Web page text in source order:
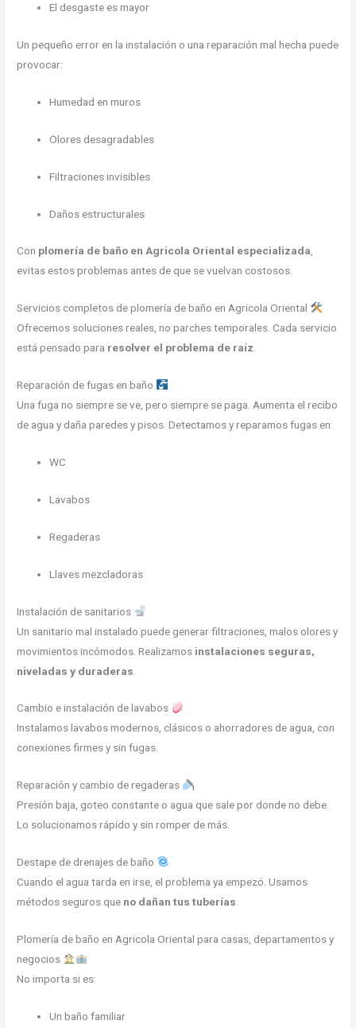
El desgaste es mayor
Un pequeño error en la instalación o una reparación mal hecha puede
provocar:
Humedad en muros
Olores desagradables
Filtraciones invisibles
Daños estructurales
Con plomería de baño en Agricola Oriental especializada,
evitas estos problemas antes de que se vuelvan costosos.
Servicios completos de plomería de baño en Agricola Oriental
Ofrecemos soluciones reales, no parches temporales. Cada servicio
está pensado para resolver el problema de raíz.
Reparación de fugas en baño
Una fuga no siempre se ve, pero siempre se paga. Aumenta el recibo
de agua y daña paredes y pisos. Detectamos y reparamos fugas en:
WC
Lavabos
Regaderas
Llaves mezcladoras
Instalación de sanitarios
Un sanitario mal instalado puede generar filtraciones, malos olores y
movimientos incómodos. Realizamos instalaciones seguras,
niveladas y duraderas
Cambio e instalación de lavabos
Instalamos lavabos modernos, clásicos o ahorradores de agua, con
conexiones firmes y sin fugas.
Reparación y cambio de regaderas
Presión baja, goteo constante o agua que sale por donde no debe.
Lo solucionamos rápido y sin romper de más.
Destape de drenajes de baño
Cuando el agua tarda en irse, el problema ya empezó. Usamos
métodos seguros que no dañan tus tuberías
Plomería de baño en Agricola Oriental para casas, departamentos y
negocios
No importa si es:
Un baño familiar